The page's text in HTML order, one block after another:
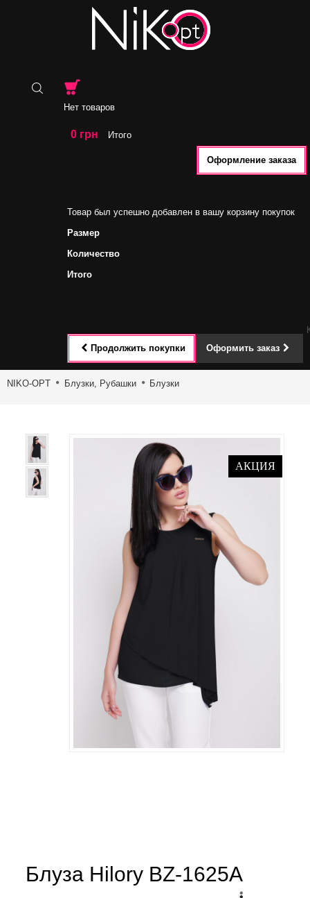
Нет товаров
0 грн Итого
Оформление заказа
Товар был успешно добавлен в вашу корзину покупок
Размер
Количество
Итого
Продолжить покупки Оформить заказ
Toggle
NIKO-OPT Блузки, Рубашки Блузки
АКЦИЯ
Блуза Hilory BZ-1625A